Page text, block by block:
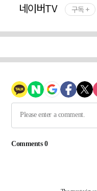
네이버TV 구독 +